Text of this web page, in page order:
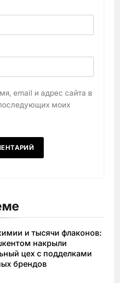
email и адрес сайта в
моих
и тысячи флаконов:
накрыли
цех с подделками
брендов